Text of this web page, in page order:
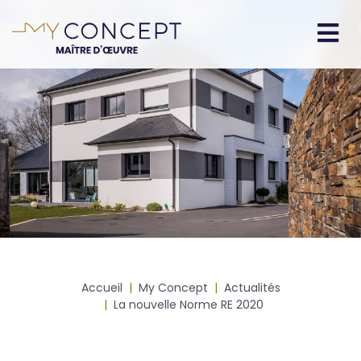
au
principal
principale
Fil
d'Ariane
Accueil My Concept
Actualités
La nouvelle Norme RE 2020